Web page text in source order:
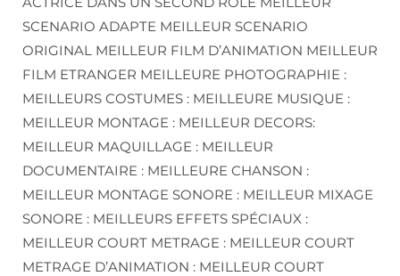
SCENARIO ADAPTE MEILLEUR SCENARIO
ORIGINAL MEILLEUR FILM D’ANIMATION MEILLEUR
FILM ETRANGER MEILLEURE PHOTOGRAPHIE :
MEILLEURS COSTUMES : MEILLEURE MUSIQUE :
MEILLEUR MONTAGE : MEILLEUR DECORS:
MEILLEUR MAQUILLAGE : MEILLEUR
DOCUMENTAIRE : MEILLEURE CHANSON :
MEILLEUR MONTAGE SONORE : MEILLEUR MIXAGE
SONORE : MEILLEURS EFFETS SPÉCIAUX :
MEILLEUR COURT METRAGE : MEILLEUR COURT
METRAGE D’ANIMATION : MEILLEUR COURT